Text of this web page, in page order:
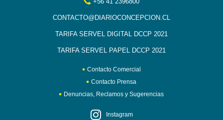
CONTACTO@DIARIOCONCEPCION.CL
TARIFA SERVEL DIGITAL DCCP 2021
TARIFA SERVEL PAPEL DCCP 2021
Contacto Comercial
Contacto Prensa
Denuncias, Reclamos y Sugerencias
Instagram